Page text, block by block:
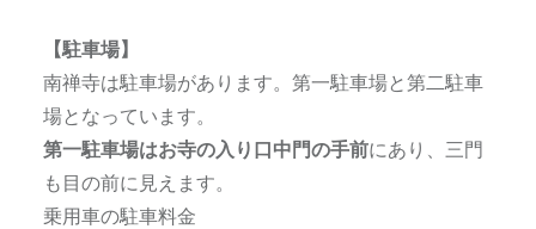
【駐車場】
南禅寺は駐車場があります。第一駐車場と第二駐車
場となっています。
第一駐車場はお寺の入り口中門の手前にあり、三門
も目の前に見えます。
乗用車の駐車料金